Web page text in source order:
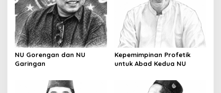
NU Gorengan dan NU
Garingan
Kepemimpinan Profetik
untuk Abad Kedua NU